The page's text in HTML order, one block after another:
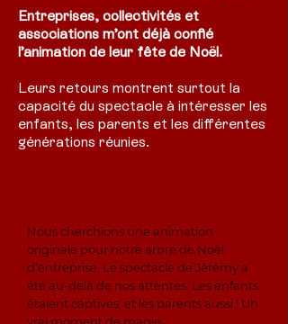
Entreprises, collectivités et
associations m’ont déjà confié
l’animation de leur fête de Noël.
Leurs retours montrent surtout la
capacité du spectacle à intéresser les
enfants, les parents et les différentes
générations réunies.
Nous cherchions une animation
originale pour notre arbre de Noël
d’entreprise. Le spectacle de Jérémy a
été au-delà de nos attentes. Les enfants
étaient captivés, et les parents aussi ! Un